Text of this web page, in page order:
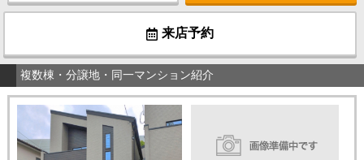
来店予約
複数棟・分譲地・同一マンション紹介